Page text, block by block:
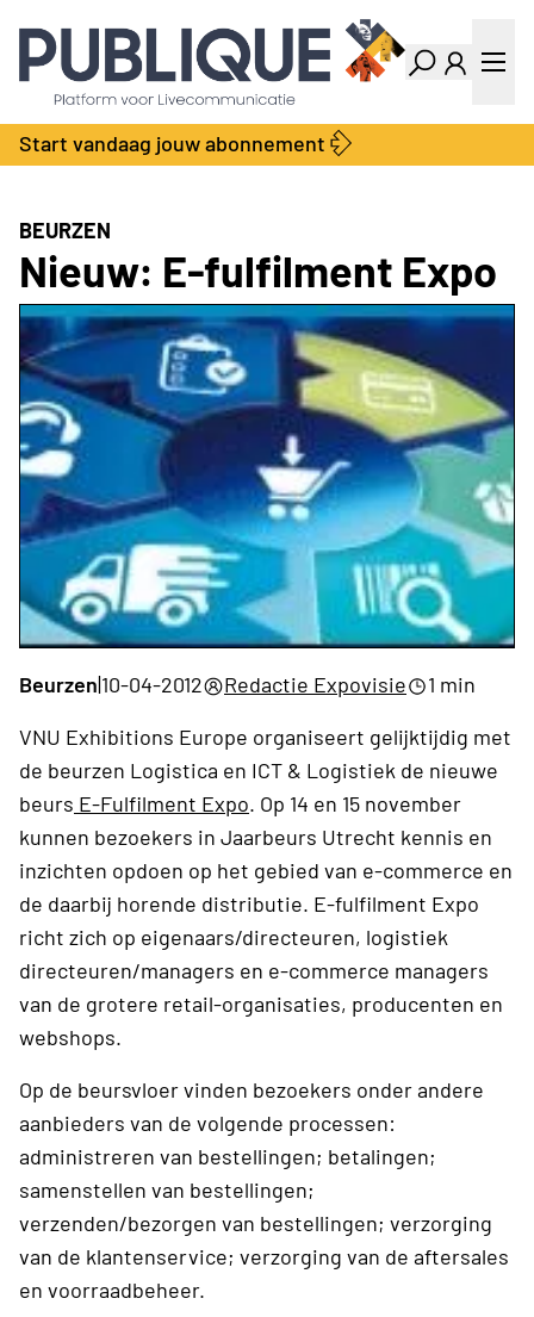
Industry Dashboard
Vacatures
Kalender
Producten
Bedrijvengids
Locatie Finder
Contact
Adverteren
Abonnementen
Start vandaag jouw abonnement
BEURZEN
Nieuw: E-fulfilment Expo
Beurzen|10-04-2012 Redactie Expovisie
1 min
VNU Exhibitions Europe organiseert gelijktijdig met
de beurzen Logistica en ICT & Logistiek de nieuwe
beurs E-Fulfilment Expo. Op 14 en 15 november
kunnen bezoekers in Jaarbeurs Utrecht kennis en
inzichten opdoen op het gebied van e-commerce en
de daarbij horende distributie. E-fulfilment Expo
richt zich op eigenaars/directeuren, logistiek
directeuren/managers en e-commerce managers
van de grotere retail-organisaties, producenten en
webshops.
Op de beursvloer vinden bezoekers onder andere
aanbieders van de volgende processen:
administreren van bestellingen; betalingen;
samenstellen van bestellingen;
verzenden/bezorgen van bestellingen; verzorging
van de klantenservice; verzorging van de aftersales
en voorraadbeheer.